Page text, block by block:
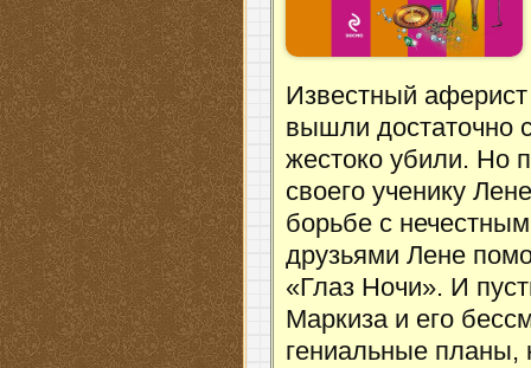
Известный
вышли достаточно
жестоко убили. Но
своего ученику
борьбе с
друзьями Лене
«Глаз Ночи». И
Маркиза и его
гениальные планы,